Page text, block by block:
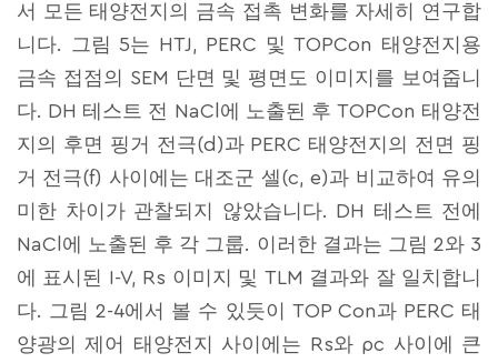
서 모든 태양전지의 금속 접촉 변화를 자세히 연구합
니다. 그림 5는 HTJ, PERC 및 TOPCon 태양전지용
금속 접점의 SEM 단면 및 평면도 이미지를 보여줍니
다. DH 테스트 전 NaCl에 노출된 후 TOPCon 태양전
지의 후면 핑거 전극(d)과 PERC 태양전지의 전면 핑
거 전극(f) 사이에는 대조군 셀(c, e)과 비교하여 유의
미한 차이가 관찰되지 않았습니다. DH 테스트 전에
NaCl에 노출된 후 각 그룹. 이러한 결과는 그림 2와 3
에 표시된 I-V, Rs 이미지 및 TLM 결과와 잘 일치합니
다. 그림 2-4에서 볼 수 있듯이 TOP Con과 PERC 태
양광의 제어 태양전지 사이에는 Rs와 ρc 사이에 큰